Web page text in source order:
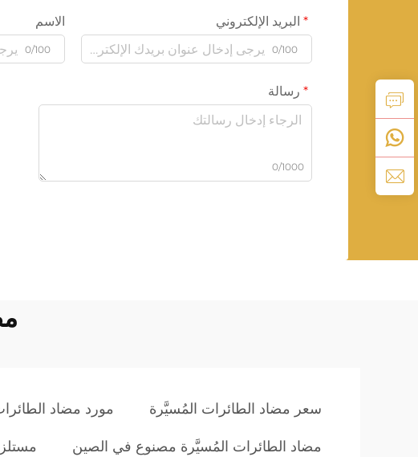
البريد الإلكتروني
0/100
الاسم
0/100
رسالة
0/1000
سعر مضاد الطائرات المُسيَّرة مورد مضاد
مضاد الطائرات المُسيَّرة مصنوع في الصين